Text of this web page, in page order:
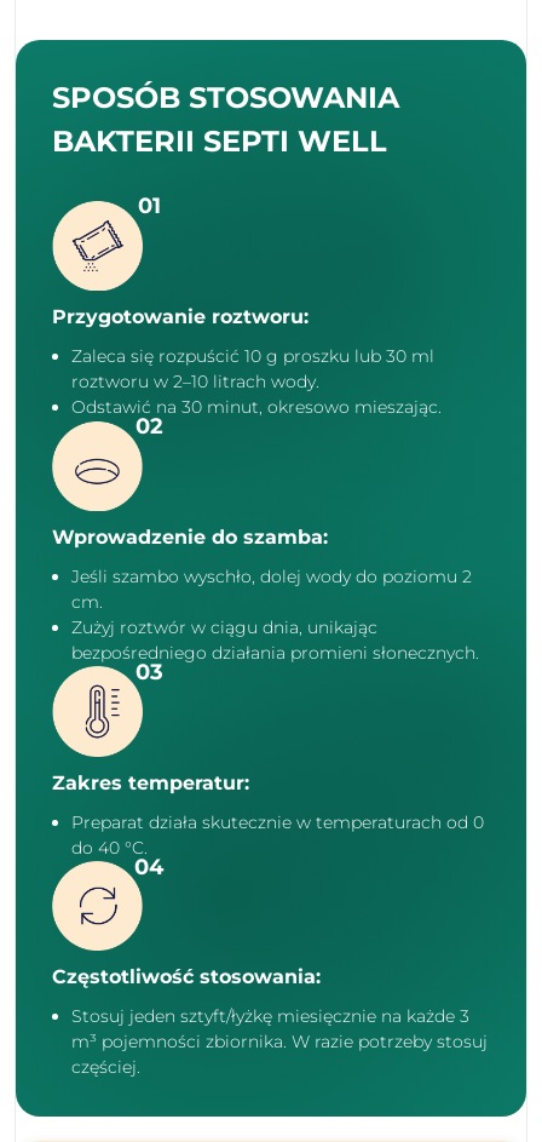
SPOSÓB STOSOWANIA
BAKTERII SEPTI WELL
Przygotowanie roztworu:
Zaleca się rozpuścić 10 g proszku lub 30 ml
roztworu w 2–10 litrach wody.
Odstawić na 30 minut, okresowo mieszając.
Wprowadzenie do szamba:
Jeśli szambo wyschło, dolej wody do poziomu 2
cm.
Zużyj roztwór w ciągu dnia, unikając
bezpośredniego działania promieni słonecznych.
Zakres temperatur:
Preparat działa skutecznie w temperaturach od 0
do 40 °C.
Częstotliwość stosowania:
Stosuj jeden sztyft/łyżkę miesięcznie na każde 3
m³ pojemności zbiornika. W razie potrzeby stosuj
częściej.